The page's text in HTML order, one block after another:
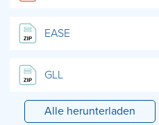
EASE
GLL